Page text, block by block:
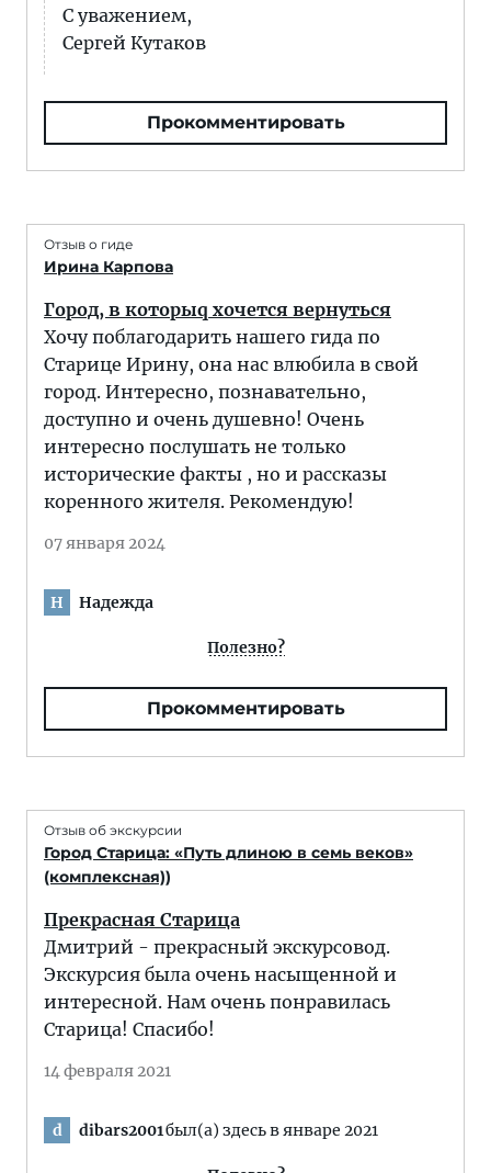
С уважением,
Сергей Кутаков
Прокомментировать
Отзыв о гиде
Ирина Карпова
Город, в которыq хочется вернуться
Хочу поблагодарить нашего гида по
Старице Ирину, она нас влюбила в свой
город. Интересно, познавательно,
доступно и очень душевно! Очень
интересно послушать не только
исторические факты , но и рассказы
коренного жителя. Рекомендую!
07 января 2024
Н Надежда
Полезно?
Прокомментировать
Отзыв об экскурсии
Город Старица: «Путь длиною в семь веков»
(комплексная))
Прекрасная Старица
Дмитрий - прекрасный экскурсовод.
Экскурсия была очень насыщенной и
интересной. Нам очень понравилась
Старица! Спасибо!
14 февраля 2021
d dibars2001был(а) здесь в январе 2021